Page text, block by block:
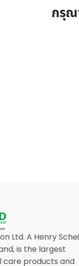
กรุณ
Ltd. A Henry
is the largest
care products and